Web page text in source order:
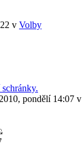
v Volby
pondělí 14:07 v